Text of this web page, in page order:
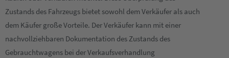
Zustands des Fahrzeugs bietet sowohl dem Verkäufer als auch
dem Käufer große Vorteile. Der Verkäufer kann mit einer
nachvollziehbaren Dokumentation des Zustands des
Gebrauchtwagens bei der Verkaufsverhandlung